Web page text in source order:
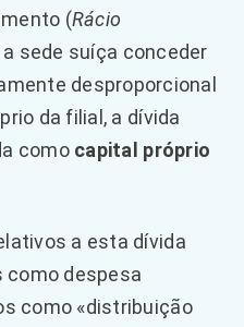
(Rácio
a sede suíça conceder
desproporcional
da filial, a dívida
como capital próprio
a esta dívida
como despesa
como «distribuição